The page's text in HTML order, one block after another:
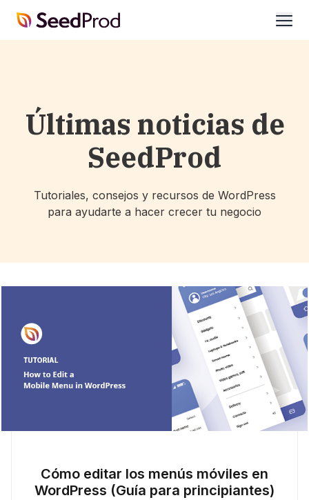
SeedProd
Últimas noticias de
SeedProd
Tutoriales, consejos y recursos de WordPress
para ayudarte a hacer crecer tu negocio
Cómo editar los menús móviles en
WordPress (Guía para principiantes)